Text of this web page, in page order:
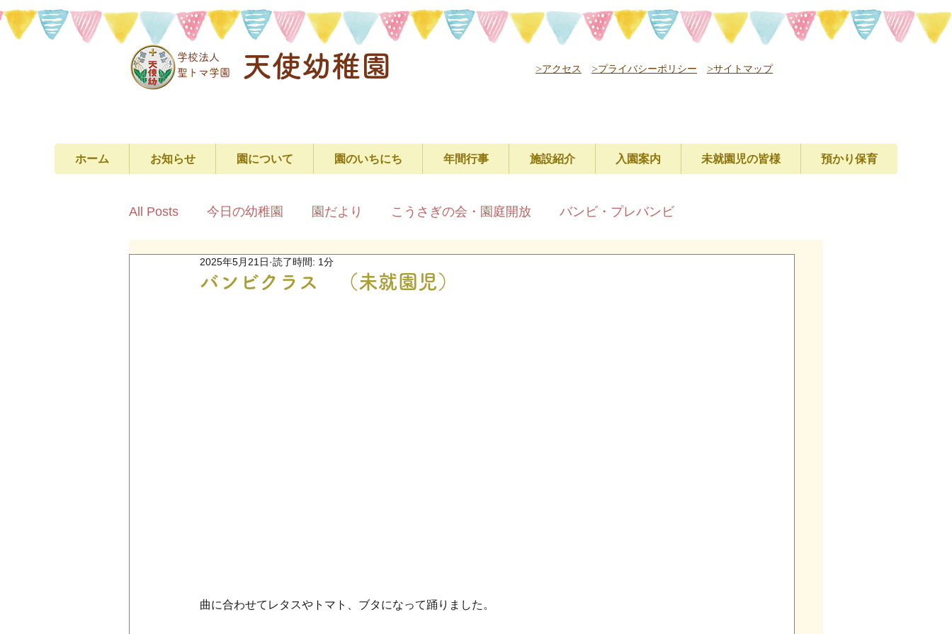
学校法人
​聖トマ学園
天使幼稚園 >アクセス >プライバシーポリシー >サイトマップ
ホーム お知らせ 園について 園のいちにち 年間行事 施設紹介 入園案内 未就園児の皆様 預かり保育
All Posts 今日の幼稚園 園だより こうさぎの会・園庭開放 バンビ・プレバンビ
バンビクラス （未就園児）
2025年5月21日 読了時間: 1分
曲に合わせてレタスやトマト、ブタになって踊りました。